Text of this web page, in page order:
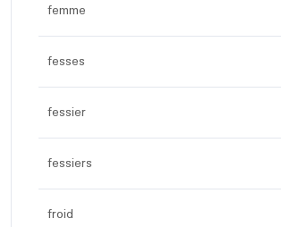
femme
fesses
fessier
fessiers
froid